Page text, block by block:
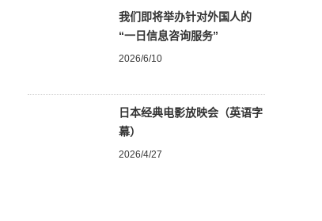
我们即将举办针对外国人的
“一日信息咨询服务”
2026/6/10
日本经典电影放映会（英语字
幕）
2026/4/27